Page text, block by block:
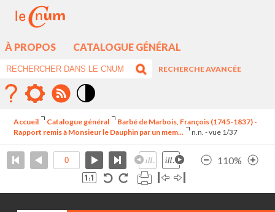
À PROPOS CATALOGUE GÉNÉRAL
RECHERCHE AVANCÉE
élévé
Accueil Catalogue général
Barbé de Marbois, François (1745-1837) -
Rapport remis à Monsieur le Dauphin par un mem...
n.n. - vue 1/37
110%